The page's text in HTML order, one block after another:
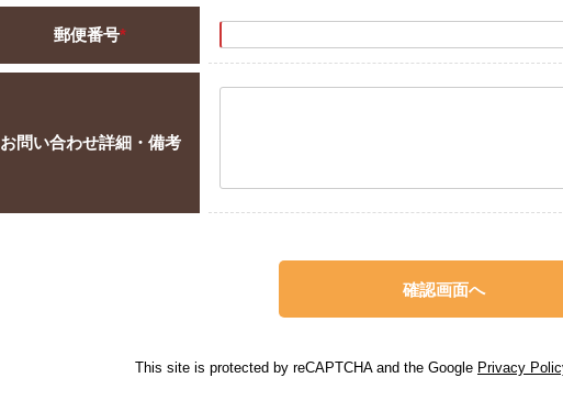
郵便番号*
お問い合わせ詳細・備考
This site is protected by reCAPTCHA and the Google Privacy